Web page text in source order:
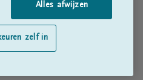
Alles afwijzen
zelf in